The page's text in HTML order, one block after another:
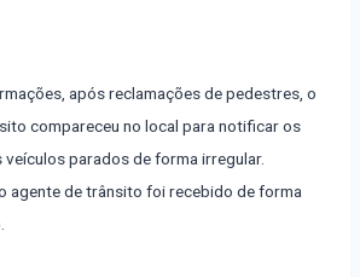
após reclamações de pedestres, o
compareceu no local para notificar os
veículos parados de forma irregular.
agente de trânsito foi recebido de forma